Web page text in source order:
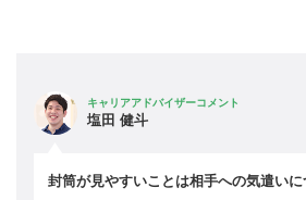
キャリアアドバイザーコメント
塩田 健斗
封筒が見やすいことは相手への気遣いに